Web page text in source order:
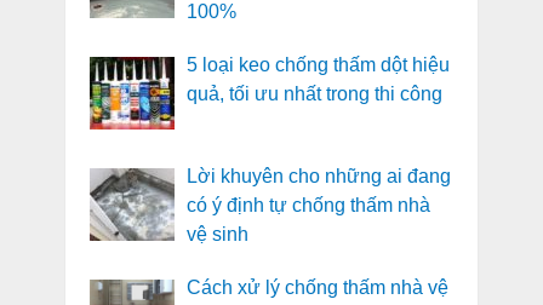
100%
5 loại keo chống thấm dột hiệu
quả, tối ưu nhất trong thi công
Lời khuyên cho những ai đang
có ý định tự chống thấm nhà
vệ sinh
Cách xử lý chống thấm nhà vệ